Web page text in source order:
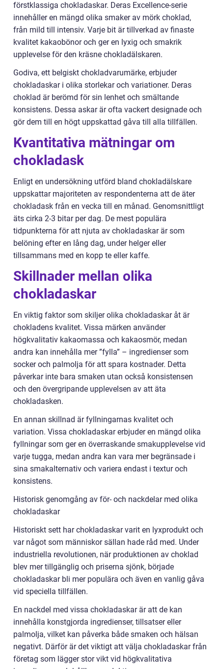
förstklassiga chokladaskar. Deras Excellence-serie
innehåller en mängd olika smaker av mörk choklad,
från mild till intensiv. Varje bit är tillverkad av finaste
kvalitet kakaobönor och ger en lyxig och smakrik
upplevelse för den kräsne chokladälskaren.
Godiva, ett belgiskt chokladvarumärke, erbjuder
chokladaskar i olika storlekar och variationer. Deras
choklad är berömd för sin lenhet och smältande
konsistens. Dessa askar är ofta vackert designade och
gör dem till en högt uppskattad gåva till alla tillfällen.
Kvantitativa mätningar om
chokladask
Enligt en undersökning utförd bland chokladälskare
uppskattar majoriteten av respondenterna att de äter
chokladask från en vecka till en månad. Genomsnittligt
äts cirka 2-3 bitar per dag. De mest populära
tidpunkterna för att njuta av chokladaskar är som
belöning efter en lång dag, under helger eller
tillsammans med en kopp te eller kaffe.
Skillnader mellan olika
chokladaskar
En viktig faktor som skiljer olika chokladaskar åt är
chokladens kvalitet. Vissa märken använder
högkvalitativ kakaomassa och kakaosmör, medan
andra kan innehålla mer ”fylla” – ingredienser som
socker och palmolja för att spara kostnader. Detta
påverkar inte bara smaken utan också konsistensen
och den övergripande upplevelsen av att äta
chokladasken.
En annan skillnad är fyllningarnas kvalitet och
variation. Vissa chokladaskar erbjuder en mängd olika
fyllningar som ger en överraskande smakupplevelse vid
varje tugga, medan andra kan vara mer begränsade i
sina smakalternativ och variera endast i textur och
konsistens.
Historisk genomgång av för- och nackdelar med olika
chokladaskar
Historiskt sett har chokladaskar varit en lyxprodukt och
var något som människor sällan hade råd med. Under
industriella revolutionen, när produktionen av choklad
blev mer tillgänglig och priserna sjönk, började
chokladaskar bli mer populära och även en vanlig gåva
vid speciella tillfällen.
En nackdel med vissa chokladaskar är att de kan
innehålla konstgjorda ingredienser, tillsatser eller
palmolja, vilket kan påverka både smaken och hälsan
negativt. Därför är det viktigt att välja chokladaskar från
företag som lägger stor vikt vid högkvalitativa